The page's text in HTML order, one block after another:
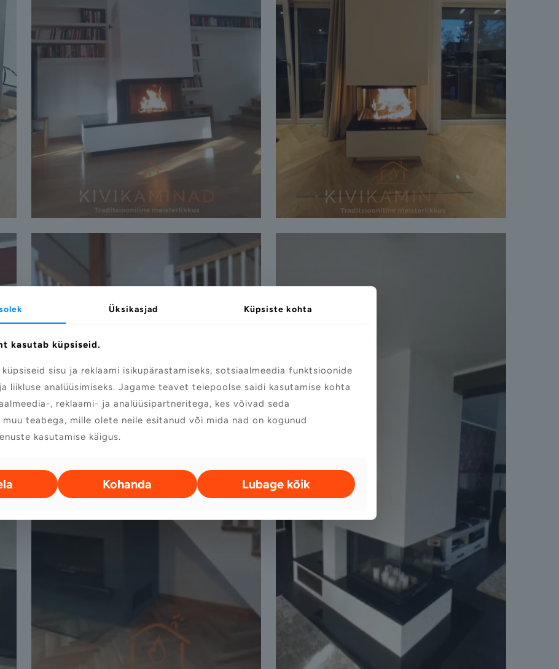
Üksikasjad Küpsiste kohta
kasutab küpsiseid.
küpsiseid sisu ja reklaami isikupärastamiseks, sotsiaalmeedia funktsioonide
liikluse analüüsimiseks. Jagame teavet teiepoolse saidi kasutamise kohta
, reklaami- ja analüüsipartneritega, kes võivad seda
muu teabega, mille olete neile esitanud või mida nad on kogunud
kasutamise käigus.
Kohanda Lubage kõik